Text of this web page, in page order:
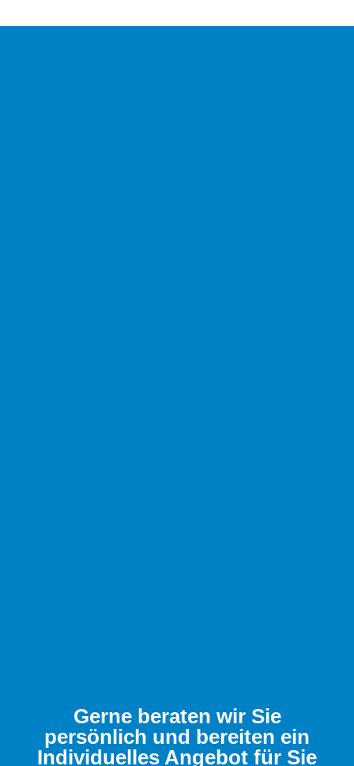
Gerne beraten wir Sie
persönlich und bereiten ein
Individuelles Angebot für Sie